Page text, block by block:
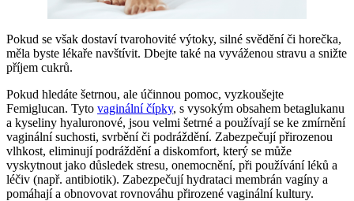
Pokud se však dostaví tvarohovité výtoky, silné svědění či horečka,
měla byste lékaře navštívit. Dbejte také na vyváženou stravu a snižte
příjem cukrů.
Pokud hledáte šetrnou, ale účinnou pomoc, vyzkoušejte
Femiglucan. Tyto vaginální čípky, s vysokým obsahem betaglukanu
a kyseliny hyaluronové, jsou velmi šetrné a používají se ke zmírnění
vaginální suchosti, svrbění či podráždění. Zabezpečují přirozenou
vlhkost, eliminují podráždění a diskomfort, který se může
vyskytnout jako důsledek stresu, onemocnění, při používání léků a
léčiv (např. antibiotik). Zabezpečují hydrataci membrán vagíny a
pomáhají a obnovovat rovnováhu přirozené vaginální kultury.